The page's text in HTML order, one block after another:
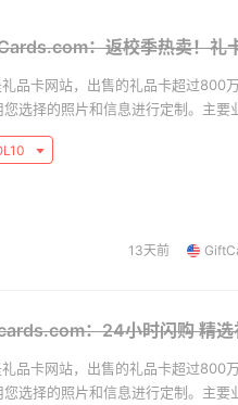
：返校季热卖！礼
品卡网站，出售的礼品卡超过800
您选择的照片和信息进行定制。主
cards，和上百家热门电商网站如
13天前
：24小时闪购精
品卡网站，出售的礼品卡超过800
您选择的照片和信息进行定制。主
1 08月
【黑